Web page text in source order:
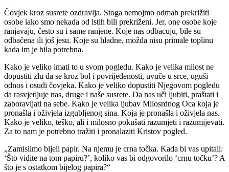
Čovjek kroz susrete ozdravlja. Stoga nemojmo odmah prekrižiti
osobe iako smo nekada od istih bili prekriženi. Jer, one osobe koje
ranjavaju, često su i same ranjene. Koje nas odbacuju, bile su
odbačena ili još jesu. Koje su hladne, možda nisu primale toplinu
kada im je bila potrebna.
Kako je veliko imati to u svom pogledu. Kako je velika milost ne
dopustiti zlu da se kroz bol i povrijeđenosti, uvuče u srce, uguši
odnos i osudi čovjeka. Kako je veliko dopustiti Njegovom pogledu
da rasvjetljuje nas, druge i naše susrete. Da nas uči ljubiti, praštati i
zaboravljati na sebe. Kako je velika ljubav Milosrdnog Oca koja je
pronašla i oživjela izgubljenog sina. Koja je pronašla i oživjela nas.
Kako je veliko, teško, ali i milosno pokušati razumjeti i razumijevati.
Za to nam je potrebno tražiti i pronalaziti Kristov pogled.
„Zamislimo bijeli papir. Na njemu je crna točka. Kada bi vas upitali:
‘Što vidite na tom papiru?’, koliko vas bi odgovorilo ‘crnu točku’? A
što je s ostatkom bijelog papira?“